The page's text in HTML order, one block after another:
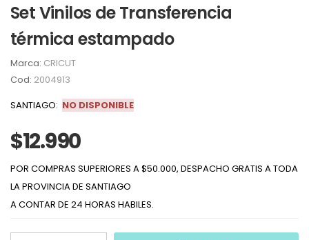
Set Vinilos de Transferencia
térmica estampado
Marca: CRICUT
Cod: 2004913
SANTIAGO: NO DISPONIBLE
$12.990
POR COMPRAS SUPERIORES A $50.000, DESPACHO GRATIS A TODA
LA PROVINCIA DE SANTIAGO
A CONTAR DE 24 HORAS HABILES.